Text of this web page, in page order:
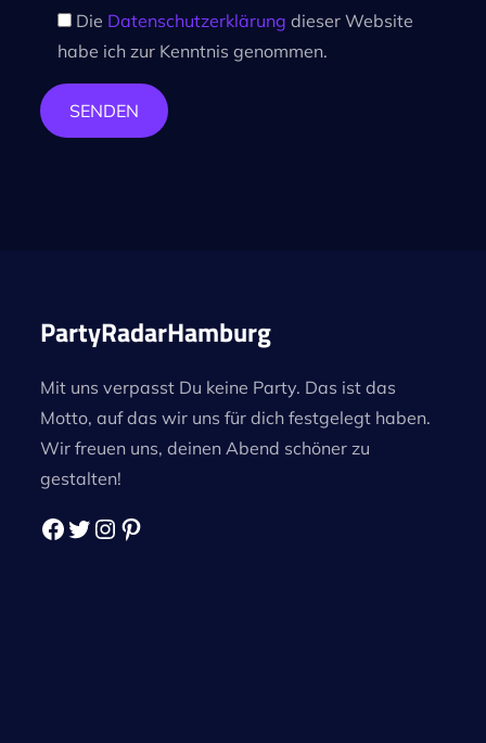
Die Datenschutzerklärung dieser Website
habe ich zur Kenntnis genommen.
PartyRadarHamburg
Mit uns verpasst Du keine Party. Das ist das
Motto, auf das wir uns für dich festgelegt haben.
Wir freuen uns, deinen Abend schöner zu
gestalten!